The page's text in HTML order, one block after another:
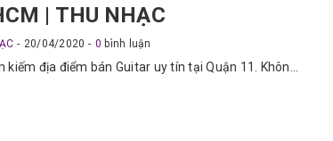
| THU NHẠC
20/04/2020 0 bình luận
kiếm địa điểm bán Guitar uy tín tại Quận 11. Khôn...